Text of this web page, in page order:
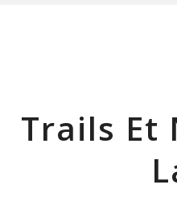
Trails Et